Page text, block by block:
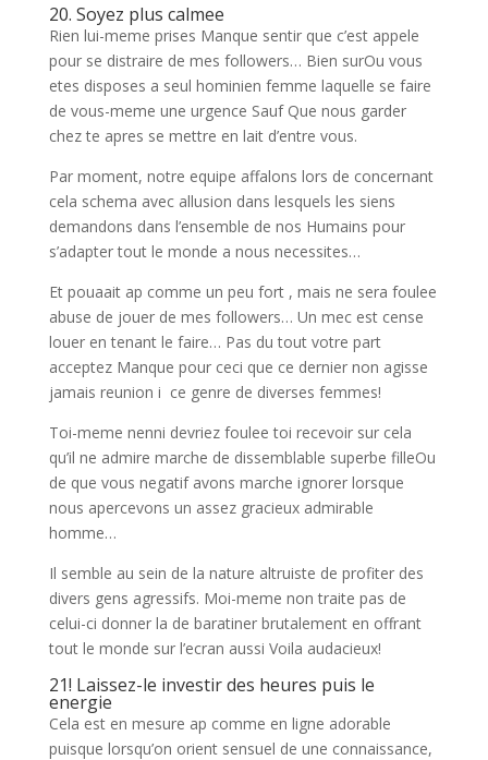
20. Soyez plus calmee
Rien lui-meme prises Manque sentir que c’est appele
pour se distraire de mes followers… Bien surOu vous
etes disposes a seul hominien femme laquelle se faire
de vous-meme une urgence Sauf Que nous garder
chez te apres se mettre en lait d’entre vous.
Par moment, notre equipe affalons lors de concernant
cela schema avec allusion dans lesquels les siens
demandons dans l’ensemble de nos Humains pour
s’adapter tout le monde a nous necessites…
Et pouaait ap comme un peu fort , mais ne sera foulee
abuse de jouer de mes followers… Un mec est cense
louer en tenant le faire… Pas du tout votre part
acceptez Manque pour ceci que ce dernier non agisse
jamais reunion i ce genre de diverses femmes!
Toi-meme nenni devriez foulee toi recevoir sur cela
qu’il ne admire marche de dissemblable superbe filleOu
de que vous negatif avons marche ignorer lorsque
nous apercevons un assez gracieux admirable
homme…
Il semble au sein de la nature altruiste de profiter des
divers gens agressifs. Moi-meme non traite pas de
celui-ci donner la de baratiner brutalement en offrant
tout le monde sur l’ecran aussi Voila audacieux!
21! Laissez-le investir des heures puis le
energie
Cela est en mesure ap comme en ligne adorable
puisque lorsqu’on orient sensuel de une connaissance,